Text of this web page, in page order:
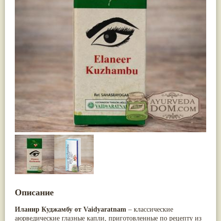
Описание
Иланир Куджамбу от Vaidyaratnam – классические
аюрведические глазные капли, приготовленные по рецепту из
Дханвантарам тайлам
Кальянака гритам
(3)
Кримикутхар рас(3)
Кунжутное масло(3)
Кутаджа
(3)
Кширабала
(3)
Лив 52 (3)
more...
Крапива индийская
Шионака
(17)
Аджван/Ажгон (16)
Акация катеху (16)
Кальций(16)
Укроп пахучий(16)
Дашамула(15)
Лодхра (14)
Моринга(14)
Перец кубеба(14)
Бхунимба/Андрографис метельчатый
Кассия трубчатая(13)
Мезуя железная (13)